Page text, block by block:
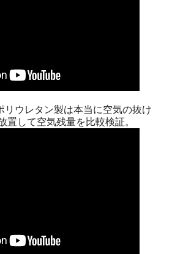
リウレタン製は本当に空気の抜け
置して空気残量を比較検証。